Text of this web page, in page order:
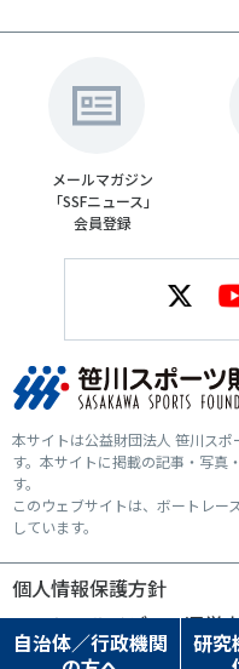
自治体／行政機関
研究
メールマガジン
「SSFニュース」
会員登録
本サイトは公益財団法人 笹川スポ
す。本サイトに掲載の記事・写真
す。
このウェブサイトは、ボートレー
しています。
個人情報保護方針
ソーシャルメディア運営